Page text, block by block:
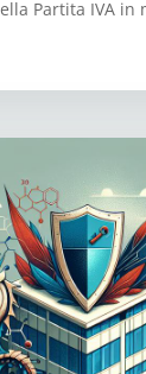
Partita IVA in